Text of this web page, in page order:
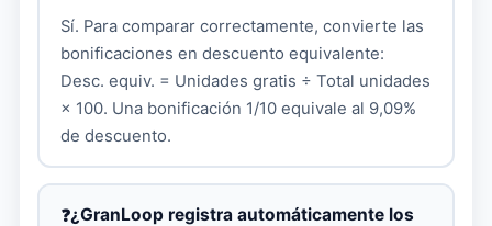
Sí. Para comparar correctamente, convierte las
bonificaciones en descuento equivalente:
Desc. equiv. = Unidades gratis ÷ Total unidades
× 100. Una bonificación 1/10 equivale al 9,09%
de descuento.
¿GranLoop registra automáticamente los